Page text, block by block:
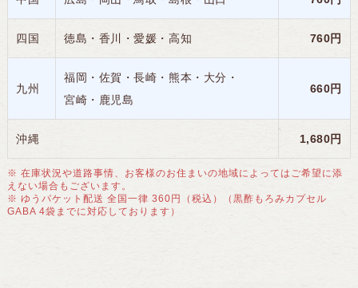
四国 徳島・ 香川・愛媛・高知 760円
九州
福岡・ 佐賀・長崎・熊本・ 大分・
宮崎・ 鹿児島
660円
沖縄 1,680円
※ 在庫状況や道路事情、お客様のお住まいの地域によってはご希望に添
えない場合もございます。
※ ゆうパケット配送 全国一律 360円（税込）（黒酢もろみカプセル
GABA 4袋までに対応しております）